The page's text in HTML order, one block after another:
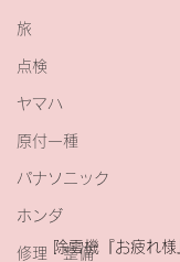
旅
点検
ヤマハ
原付一種
パナソニック
ホンダ
修理・整備除雪機『お疲れ